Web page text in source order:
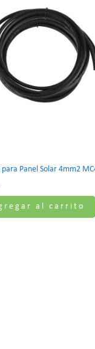
para Panel Solar 4mm2
al carrito